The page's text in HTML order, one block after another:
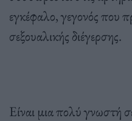
εγκέφαλο, γεγονός που
σεξουαλικής διέγερσης.
Είναι μια πολύ γνωστή